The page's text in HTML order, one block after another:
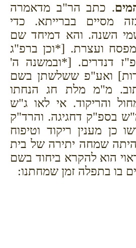
. כתב הר"ב מדאמרה
מסיים בברייתא. כדי
השנה. והא דמיחד שם
ועצרת. [*וכן ברפ"ג
דנדרים. [*ובמשנה ה'
ואע"פ ששלשתן בשם
מ"מ מלת חג הנחתו
והריקוד. אי לאו ג"ש
בספ"ק דחגיגה. והרד"ק
כן מענין ריקוד וטיפוח
שמחה יתירה של בית
הוא להקרא ביחוד בשם
בו בתפלה זמן שמחתנו: